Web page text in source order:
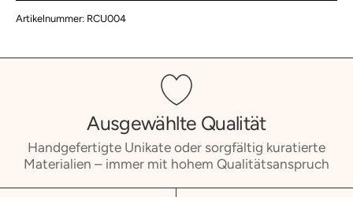
Artikelnummer: RCU004
Ausgewählte Qualität
Handgefertigte Unikate oder sorgfältig kuratierte
Materialien – immer mit hohem Qualitätsanspruch